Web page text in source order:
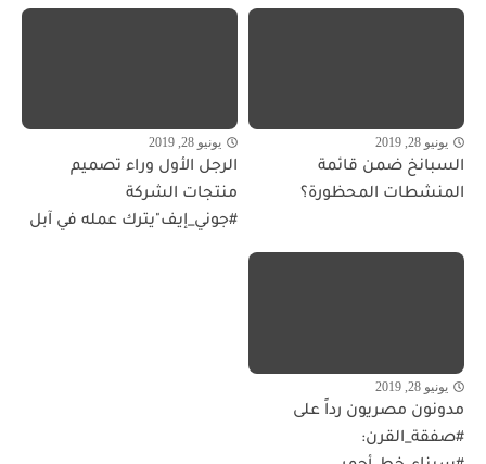
يونيو 28, 2019
السبانخ ضمن قائمة
المنشطات المحظورة؟
يونيو 28, 2019
الرجل الأول وراء تصميم
منتجات الشركة
#جوني_إيف"يترك عمله في آبل
يونيو 28, 2019
مدونون مصريون رداً على
#صفقة_القرن: